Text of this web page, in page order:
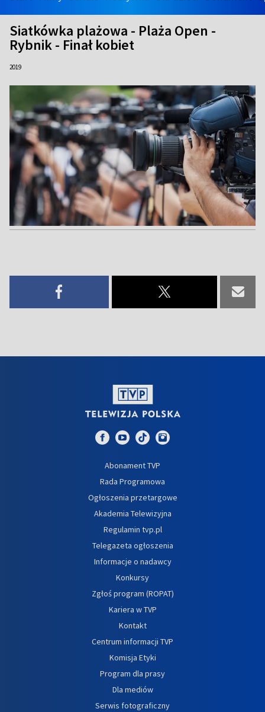
Siatkówka plażowa - Plaża Open -
Rybnik - Finał kobiet
2019
Abonament TVP
Rada Programowa
Ogłoszenia przetargowe
Akademia Telewizyjna
Regulamin tvp.pl
Telegazeta ogłoszenia
Informacje o nadawcy
Konkursy
Zgłoś program (ROPAT)
Kariera w TVP
Kontakt
Centrum informacji TVP
Komisja Etyki
Program dla prasy
Dla mediów
Serwis fotograficzny